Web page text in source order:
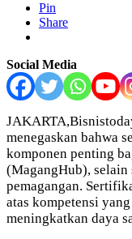
Pin
Share
Social Media
menegaskan bahwa
komponen penting
(MagangHub),
pemagangan.
atas kompetensi
meningkatkan daya